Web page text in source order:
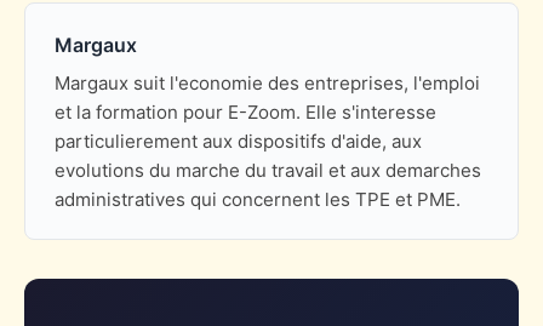
Margaux
Margaux suit l'economie des entreprises, l'emploi
et la formation pour E-Zoom. Elle s'interesse
particulierement aux dispositifs d'aide, aux
evolutions du marche du travail et aux demarches
administratives qui concernent les TPE et PME.